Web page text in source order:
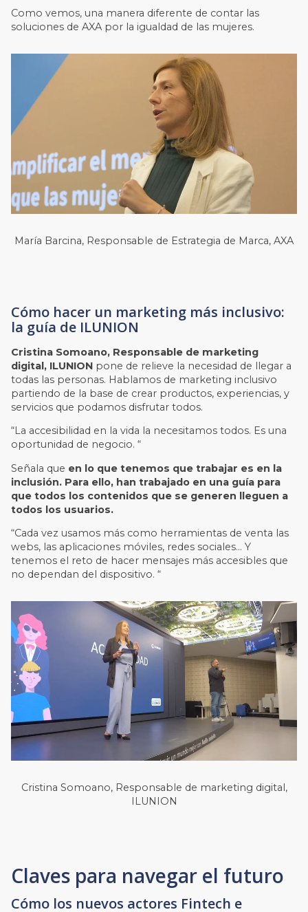
Como vemos, una manera diferente de contar las
soluciones de AXA por la igualdad de las mujeres.
María Barcina, Responsable de Estrategia de Marca, AXA
Cómo hacer un marketing más inclusivo:
la guía de ILUNION
Cristina Somoano, Responsable de marketing
digital, ILUNION pone de relieve la necesidad de llegar a
todas las personas. Hablamos de marketing inclusivo
partiendo de la base de crear productos, experiencias, y
servicios que podamos disfrutar todos.
“La accesibilidad en la vida la necesitamos todos. Es una
oportunidad de negocio. “
Señala que en lo que tenemos que trabajar es en la
inclusión. Para ello, han trabajado en una guía para
que todos los contenidos que se generen lleguen a
todos los usuarios.
“Cada vez usamos más como herramientas de venta las
webs, las aplicaciones móviles, redes sociales… Y
tenemos el reto de hacer mensajes más accesibles que
no dependan del dispositivo. “
Cristina Somoano, Responsable de marketing digital,
ILUNION
Claves para navegar el futuro
Cómo los nuevos actores Fintech e